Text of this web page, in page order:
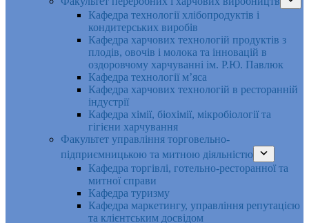
Кафедра технології хлібопродуктів і
кондитерських виробів
Кафедра харчових технологій продуктів з
плодів, овочів і молока та інновацій в
оздоровчому харчуванні ім. Р.Ю. Павлюк
Кафедра технології м’яса
Кафедра харчових технологій в ресторанній
індустрії
Кафедра хімії, біохімії, мікробіології та
гігієни харчування
Факультет управління торговельно-
підприємницькою та митною діяльністю
Кафедра торгівлі, готельно-ресторанної та
митної справи
Кафедра туризму
Кафедра маркетингу, управління репутацією
та клієнтським досвідом